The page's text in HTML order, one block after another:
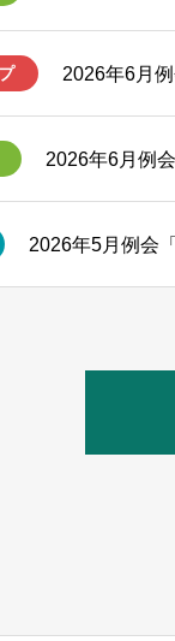
2026年6月
2026年6月例
2026年5月例会